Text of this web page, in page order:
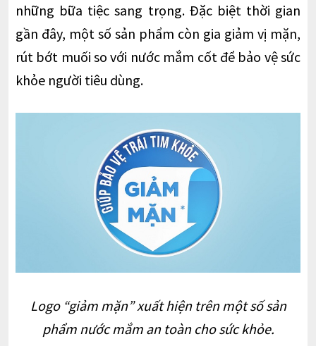
những bữa tiệc sang trọng. Đặc biệt thời gian
gần đây, một số sản phẩm còn gia giảm vị mặn,
rút bớt muối so với nước mắm cốt để bảo vệ sức
khỏe người tiêu dùng.
Logo “giảm mặn” xuất hiện trên một số sản
phẩm nước mắm an toàn cho sức khỏe.